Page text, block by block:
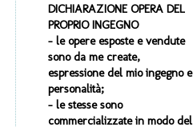
DICHIARAZIONE OPERA DEL
PROPRIO INGEGNO
- le opere esposte e vendute
sono da me create,
espressione del mio ingegno e
personalità;
- le stesse sono
commercializzate in modo del